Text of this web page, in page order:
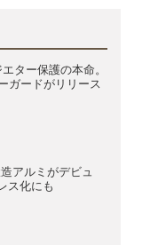
ター保護の本命。
ガードがリリース
アルミがデビュ
ス化にも